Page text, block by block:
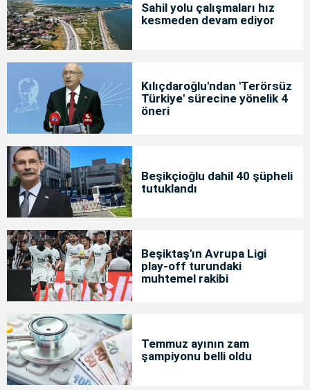
Sahil yolu çalışmaları hız
kesmeden devam ediyor
Kılıçdaroğlu'ndan 'Terörsüz
Türkiye' sürecine yönelik 4
öneri
Beşikçioğlu dahil 40 şüpheli
tutuklandı
Beşiktaş'ın Avrupa Ligi
play-off turundaki
muhtemel rakibi
Temmuz ayının zam
şampiyonu belli oldu